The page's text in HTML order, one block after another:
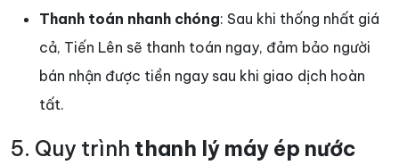
Thanh toán nhanh chóng: Sau khi thống nhất giá
cả, Tiến Lên sẽ thanh toán ngay, đảm bảo người
bán nhận được tiền ngay sau khi giao dịch hoàn
tất.
5. Quy trình thanh lý máy ép nước